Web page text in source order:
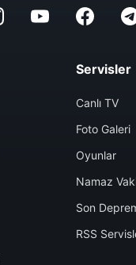
Servisler
Canlı TV
Foto Galeri
Oyunlar
Namaz
Son
RSS